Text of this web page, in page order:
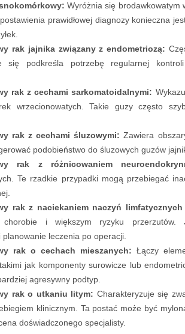
Wyróżnia się brodawkowatym
prawidłowej diagnozy konieczna
rak jajnika związany z endometriozą:
się podkreśla potrzebę regularnej
rak z cechami sarkomatoidalnymi:
wrzecionowatych. Takie guzy często
rak z cechami śluzowymi: Zawiera
podobieństwo do śluzowych guzów
rak z różnicowaniem
Te rzadkie przypadki mogą przebiegać
rak z naciekaniem naczyń
chorobie i większym ryzyku
leczenia po operacji.
rak o cechach mieszanych: Łączy
jak komponenty surowicze lub
agresywny podtyp.
rak o utkaniu litym: Charakteryzuje się
klinicznym. Ta postać może być
doświadczonego specjalisty.